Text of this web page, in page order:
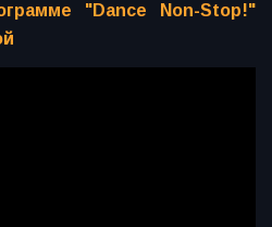
"Dance Non-Stop!"